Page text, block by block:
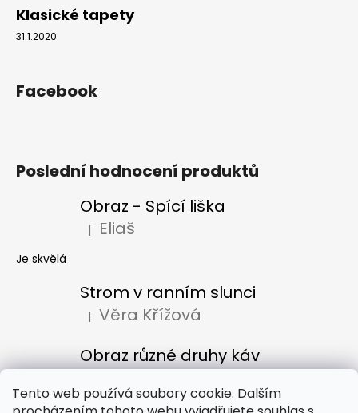
Tento web používá soubory cookie. Dalším
Klasické tapety
31.1.2020
Facebook
Poslední hodnocení produktů
Obraz - Spící liška
Hodnocení produktu je 5 z 5 hvězdiček.
| Eliaš
Je skvělá
Strom v ranním slunci
Hodnocení produktu je 5 z 5 hvězdiček.
| Věra Křížová
Obraz různé druhy káv
Hodnocení produktu je 5 z 5 hvězdiček.